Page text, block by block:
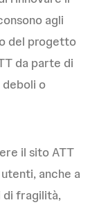
agli
del progetto
da parte di
o
il sito ATT
anche a
di fragilità,